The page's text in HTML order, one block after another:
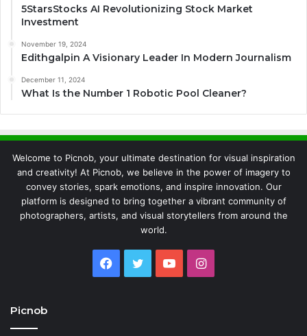
5StarsStocks AI Revolutionizing Stock Market
Investment
November 19, 2024
Edithgalpin A Visionary Leader In Modern Journalism
December 11, 2024
What Is the Number 1 Robotic Pool Cleaner?
Welcome to Picnob, your ultimate destination for visual inspiration
and creativity! At Picnob, we believe in the power of imagery to
convey stories, spark emotions, and inspire innovation. Our
platform is designed to bring together a vibrant community of
photographers, artists, and visual storytellers from around the
world.
Facebook
TwitterYouTubeInstagram
Picnob